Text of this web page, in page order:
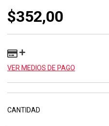
$352,00
VER MEDIOS DE PAGO
CANTIDAD